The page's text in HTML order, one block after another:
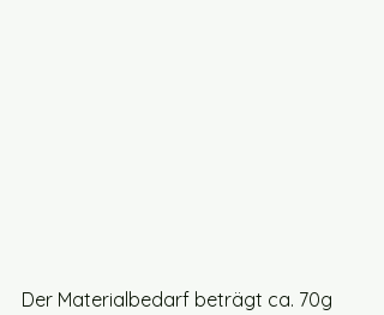
Der Materialbedarf beträgt ca. 70g